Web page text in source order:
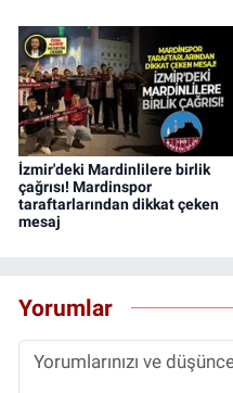
İzmir'deki Mardinlilere birlik
çağrısı! Mardinspor
taraftarlarından dikkat çeken
mesaj
Yorumlar